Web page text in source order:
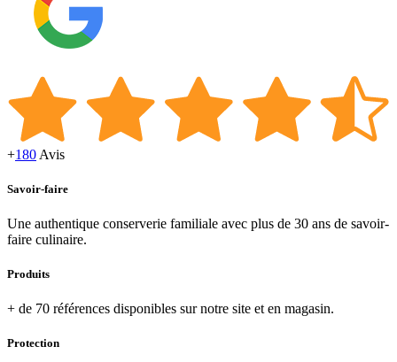
+180 Avis
Savoir-faire
Une authentique conserverie familiale avec plus de 30 ans de savoir-
faire culinaire.
Produits
+ de 70 références disponibles sur notre site et en magasin.
Protection